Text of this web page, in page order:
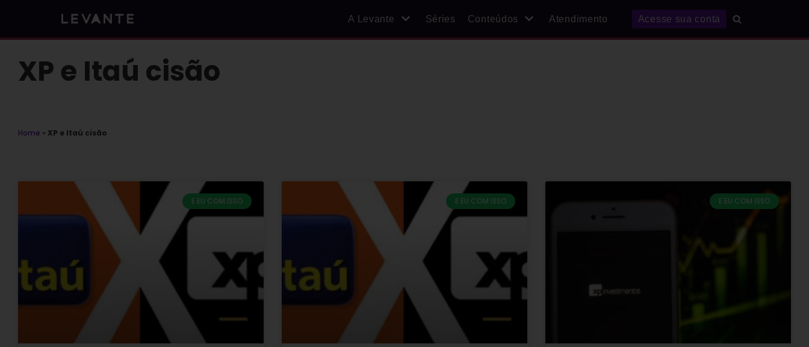
A Levante Séries Conteúdos Atendimento Acesse sua conta
XP e Itaú cisão
Home » XP e Itaú cisão
E EU COM ISSO E EU COM ISSO E EU COM ISSO